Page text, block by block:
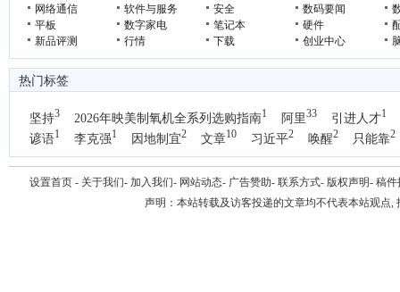
网络通信
软件与服务 安全 数码要闻
平板
数字家电 笔记本 硬件
新品评测
行情 下载 创业中心
热门标签
坚持3 2026年映美制氧机全系列选购指南1 阿里33 引进人才1
谚语1 李克强1 因地制宜2 文章10 习近平2 唤醒2 只能靠2
国办1
设置首页 - 关于我们- 加入我们- 网站动态- 广告赞助- 联系方式- 版权声明- 稿件
声明：本站转载及访客投递的文章均不代表本站观点